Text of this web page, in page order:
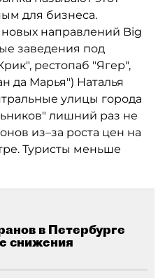
для бизнеса.
направлений Big
заведения под
рестопаб "Ягер",
да Марья") Наталья
улицы города
лишний раз не
из–за роста цен на
Туристы меньше
в Петербурге
снижения